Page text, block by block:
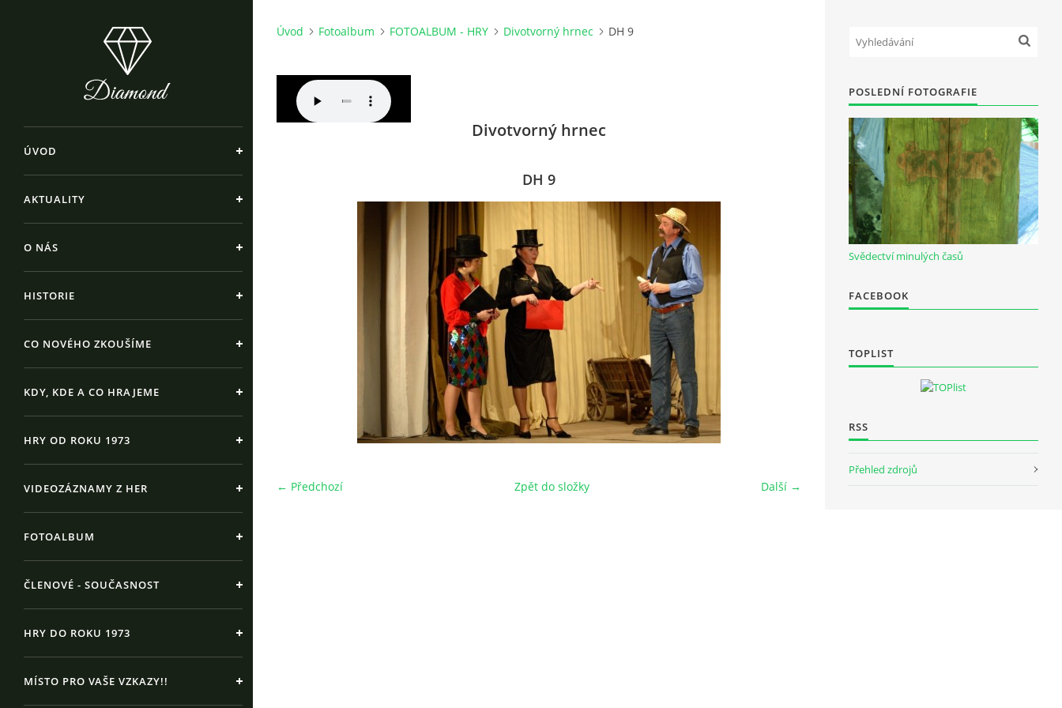
ÚVOD
AKTUALITY
O NÁS
HISTORIE
CO NOVÉHO ZKOUŠÍME
KDY, KDE A CO HRAJEME
HRY OD ROKU 1973
VIDEOZÁZNAMY Z HER
FOTOALBUM
ČLENOVÉ - SOUČASNOST
HRY DO ROKU 1973
MÍSTO PRO VAŠE VZKAZY!!
Úvod Fotoalbum FOTOALBUM - HRY Divotvorný hrnec DH 9
Divotvorný hrnec
DH 9
← Předchozí Další →
Zpět do složky
POSLEDNÍ FOTOGRAFIE
Svědectví minulých časů
FACEBOOK
TOPLIST
RSS
Přehled zdrojů